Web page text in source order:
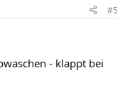
#5
- klappt bei